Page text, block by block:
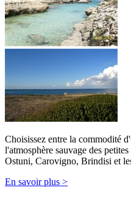
Choisissez entre la commodité
l'atmosphère sauvage des
Ostuni, Carovigno, Brindisi et
En savoir plus >